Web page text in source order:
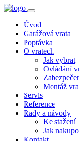
Úvod
Garážová vrata
Poptávka
O vratech
Jak vybrat
Ovládání
Montáž
Servis
Reference
Rady a návody
Ke stažení
Jak
Kontakt